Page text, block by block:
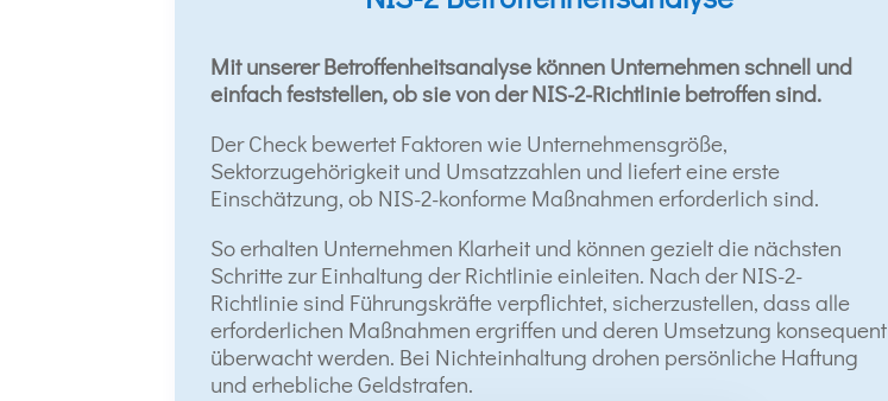
Mit unserer Betroffenheitsanalyse können Unternehmen schnell und
einfach feststellen, ob sie von der NIS-2-Richtlinie betroffen sind.
Der Check bewertet Faktoren wie Unternehmensgröße,
Sektorzugehörigkeit und Umsatzzahlen und liefert eine erste
Einschätzung, ob NIS-2-konforme Maßnahmen erforderlich sind.
So erhalten Unternehmen Klarheit und können gezielt die nächsten
Schritte zur Einhaltung der Richtlinie einleiten. Nach der NIS-2-
Richtlinie sind Führungskräfte verpflichtet, sicherzustellen, dass alle
erforderlichen Maßnahmen ergriffen und deren Umsetzung konsequent
überwacht werden. Bei Nichteinhaltung drohen persönliche Haftung
und erhebliche Geldstrafen.